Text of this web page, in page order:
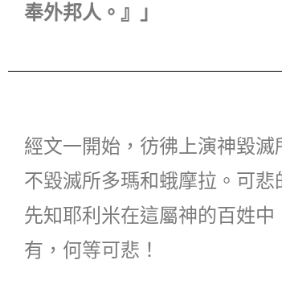
奉外邦人。』」
經文一開始，彷彿上演神毀
不毀滅所多瑪和蛾摩拉。可
先知耶利米在這屬神的百姓
有，何等可悲！